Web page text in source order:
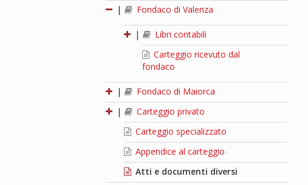
|
Fondaco di Valenza
|
Libri contabili
Carteggio ricevuto dal
fondaco
|
Fondaco di Maiorca
|
Carteggio privato
Carteggio specializzato
Appendice al carteggio
Atti e documenti diversi